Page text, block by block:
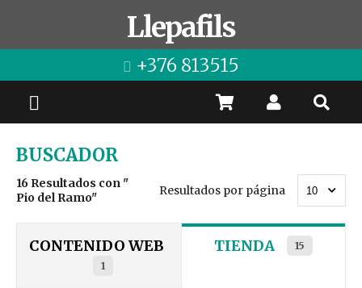
Llepafils
+376 813515
BUSCADOR
16 Resultados con "
Pio del Ramo" Resultados por página
CONTENIDO WEB
1
TIENDA 15